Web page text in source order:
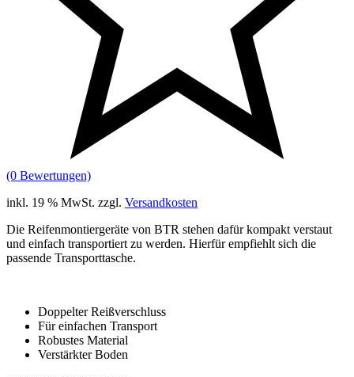
(0 Bewertungen)
inkl. 19 % MwSt. zzgl. Versandkosten
Die Reifenmontiergeräte von BTR stehen dafür kompakt verstaut
und einfach transportiert zu werden. Hierfür empfiehlt sich die
passende Transporttasche.
Doppelter Reißverschluss
Für einfachen Transport
Robustes Material
Verstärkter Boden